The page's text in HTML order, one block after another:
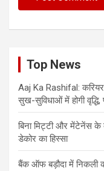
Top News
Aaj Ka Rashifal:
सुख-सुविधाओं में होगी
बिना मिट्टी और मेंटेनेंस के
डेकोर का हिस्‍सा
बैंक ऑफ बड़ौदा में निकली